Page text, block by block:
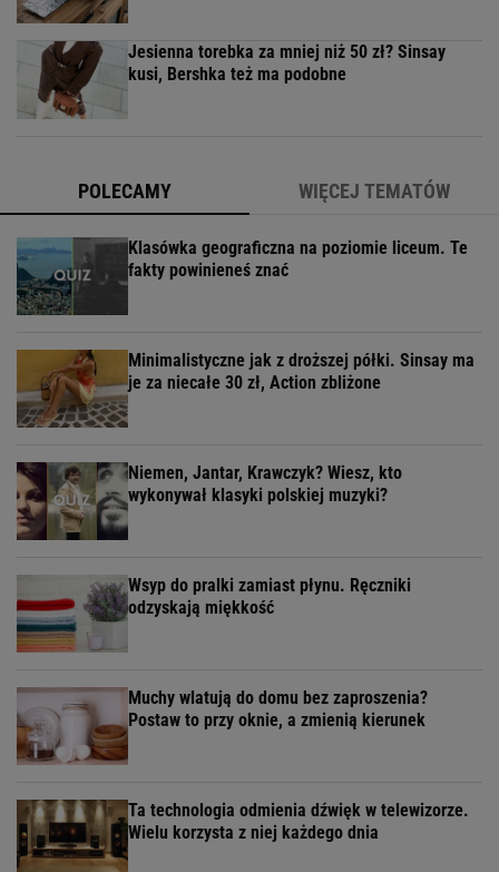
Jesienna torebka za mniej niż 50 zł? Sinsay
kusi, Bershka też ma podobne
POLECAMY WIĘCEJ TEMATÓW
Klasówka geograficzna na poziomie liceum. Te
fakty powinieneś znać
Minimalistyczne jak z droższej półki. Sinsay ma
je za niecałe 30 zł, Action zbliżone
Niemen, Jantar, Krawczyk? Wiesz, kto
wykonywał klasyki polskiej muzyki?
Wsyp do pralki zamiast płynu. Ręczniki
odzyskają miękkość
Muchy wlatują do domu bez zaproszenia?
Postaw to przy oknie, a zmienią kierunek
Ta technologia odmienia dźwięk w telewizorze.
Wielu korzysta z niej każdego dnia